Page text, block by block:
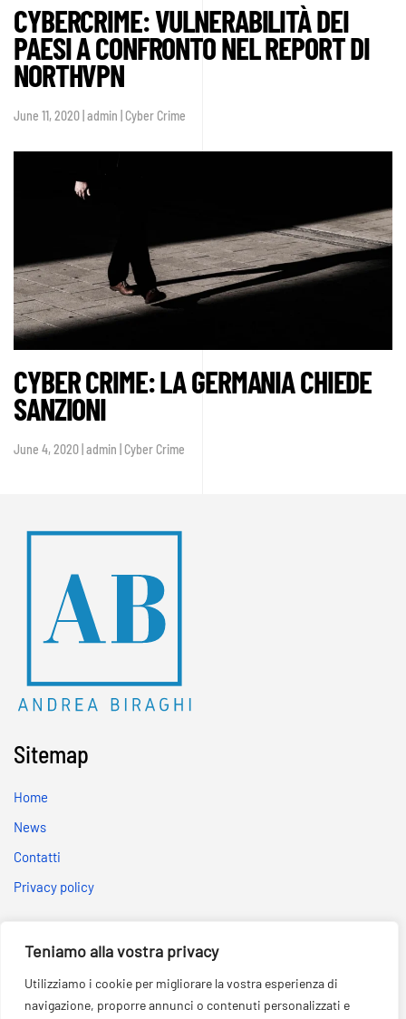
Teniamo alla vostra privacy
Utilizziamo i cookie per migliorare la vostra esperienza di
navigazione, proporre annunci o contenuti personalizzati e
CYBERCRIME: VULNERABILITÀ DEI
PAESI A CONFRONTO NEL REPORT DI
NORTHVPN
June 11, 2020 | admin | Cyber Crime
CYBER CRIME: LA GERMANIA CHIEDE
SANZIONI
June 4, 2020 | admin | Cyber Crime
Sitemap
Home
News
Contatti
Privacy policy
Social